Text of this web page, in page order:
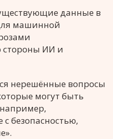
данные в
машинной
стороны ИИ и
нерешённые вопросы
могут быть
безопасностью,